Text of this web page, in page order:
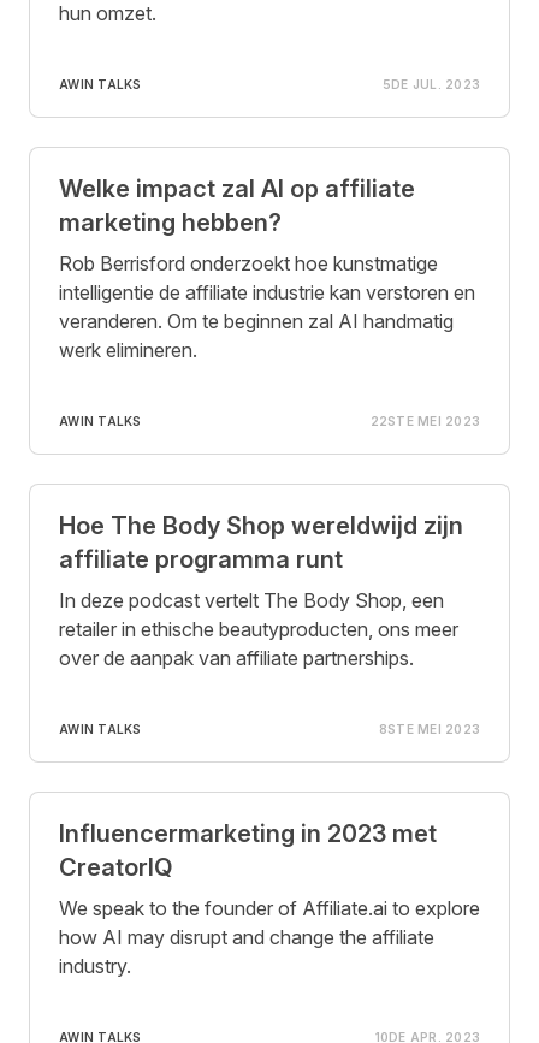
hun omzet.
AWIN TALKS 5DE JUL. 2023
Welke impact zal AI op affiliate
marketing hebben?
Rob Berrisford onderzoekt hoe kunstmatige
intelligentie de affiliate industrie kan verstoren en
veranderen. Om te beginnen zal AI handmatig
werk elimineren.
AWIN TALKS 22STE MEI 2023
Hoe The Body Shop wereldwijd zijn
affiliate programma runt
In deze podcast vertelt The Body Shop, een
retailer in ethische beautyproducten, ons meer
over de aanpak van affiliate partnerships.
AWIN TALKS 8STE MEI 2023
Influencermarketing in 2023 met
CreatorIQ
We speak to the founder of Affiliate.ai to explore
how AI may disrupt and change the affiliate
industry.
AWIN TALKS 10DE APR. 2023